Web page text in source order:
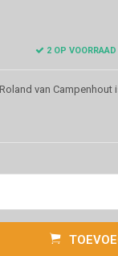
2 OP VOORRAAD
van Campenhout